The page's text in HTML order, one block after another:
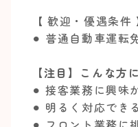
【 歓迎・優遇条件
⚫︎ 普通自動車運転
【注目】こんな方
⚫︎ 接客業務に興味
⚫︎ 明るく対応でき